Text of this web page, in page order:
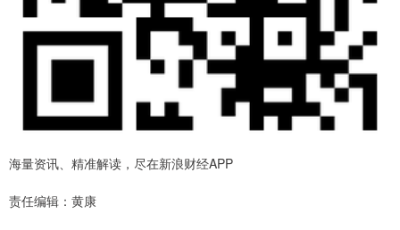
海量资讯、精准解读，尽在新浪财经APP
责任编辑：黄康